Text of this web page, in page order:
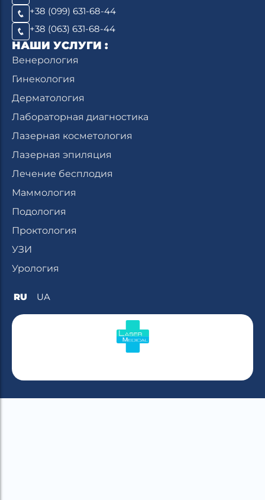
+38 (099) 631-68-44
+38 (063) 631-68-44
НАШИ УСЛУГИ :
Венерология
Гинекология
Дерматология
Лабораторная диагностика
Лазерная косметология
Лазерная эпиляция
Лечение бесплодия
Маммология
Подология
Проктология
УЗИ
Урология
RU UA